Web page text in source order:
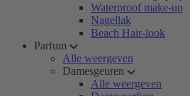
Waterproof make-up
Nagellak
Beach Hair-look
Parfum
Alle weergeven
Damesgeuren
Alle weergeven